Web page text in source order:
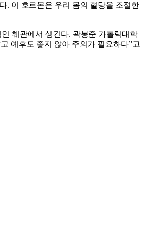
. 이 호르몬은 우리 몸의 혈당을 조절한
췌관에서 생긴다. 곽봉준 가톨릭대학
예후도 좋지 않아 주의가 필요하다”고